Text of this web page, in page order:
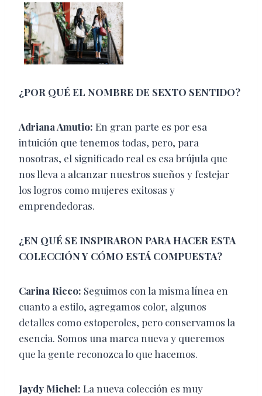
¿POR QUÉ EL NOMBRE DE SEXTO SENTIDO?
Adriana Amutio: En gran parte es por esa
intuición que tenemos todas, pero, para
nosotras, el significado real es esa brújula que
nos lleva a alcanzar nuestros sueños y festejar
los logros como mujeres exitosas y
emprendedoras.
¿EN QUÉ SE INSPIRARON PARA HACER ESTA
COLECCIÓN Y CÓMO ESTÁ COMPUESTA?
Carina Ricco: Seguimos con la misma línea en
cuanto a estilo, agregamos color, algunos
detalles como estoperoles, pero conservamos la
esencia. Somos una marca nueva y queremos
que la gente reconozca lo que hacemos.
Jaydy Michel: La nueva colección es muy